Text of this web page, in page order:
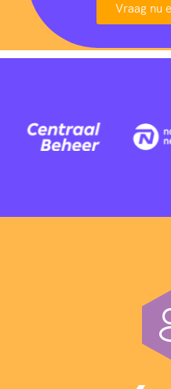
Vraag nu